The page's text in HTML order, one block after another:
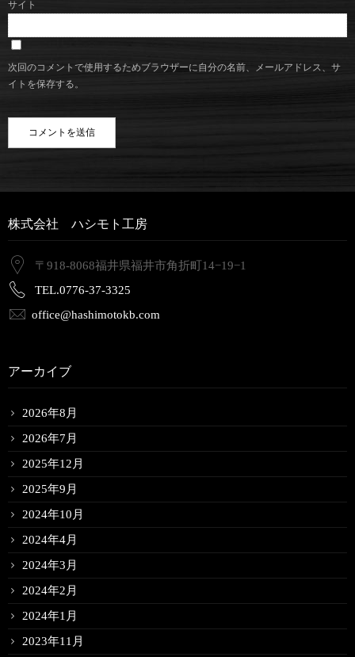
サイト
次回のコメントで使用するためブラウザーに自分の名前、メールアドレス、サ
イトを保存する。
株式会社 ハシモト工房
〒918-8068福井県福井市角折町14−19−1
TEL.0776-37-3325
office@hashimotokb.com
アーカイブ
2026年8月
2026年7月
2025年12月
2025年9月
2024年10月
2024年4月
2024年3月
2024年2月
2024年1月
2023年11月